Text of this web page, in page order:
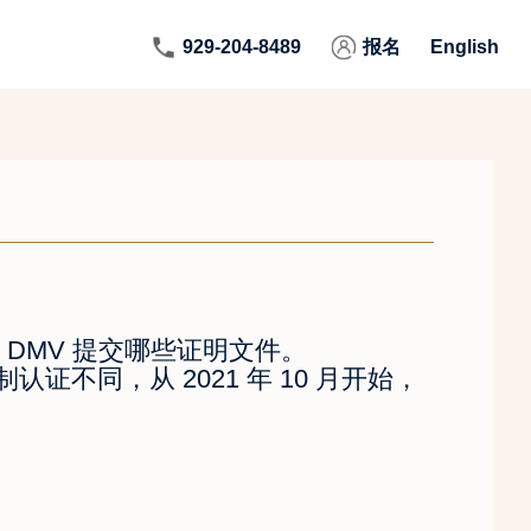
929-204-8489 报名 English
提交哪些证明文件。
证不同，从 2021 年 10 月开始，